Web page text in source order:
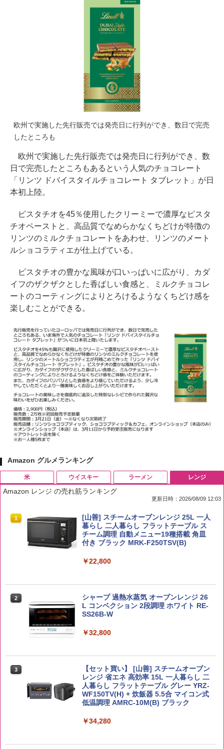
欧州で実施した先行販売では発売日に行列ができ、数日で完売
したところも
欧州で実施した先行販売では発売日に行列ができ、数
日で完売したところもあるという人気のチョコレート
「リンツ ドバイスタイルチョコレート タブレット」が日
本初上陸。
ピスタチオを45％使用したクリーミーで濃厚なピスタ
チオペーストと、高品質でなめらかなくちどけが特徴の
リンツのミルクチョコレートをあわせ、リンツのメート
ルショコラティエが仕上げている。
ピスタチオの豊かな風味が口いっぱいに広がり、カダ
イフのザクザクとした香ばしい食感と、ミルクチョコレ
ートのコーティングによりとろけるようなくちどけ感を
楽しむことができる。
Amazon グルメランキング
米
1 by Amazon 国産ブレンド米 精米 5kg
￥2,650
らめき 5kg 令和7年産
￥5,809
by Amazon あきたこまちブレンド 無洗
米 5kg
￥3,396
ウイスキー
1
ブラックニッカ ニッカ Nikka ウィスキ
ー4000ml ブラックニッカクリア ウヰス
キー 【日本 アサヒ ウィスキー】 大容量
お得 4リットル
￥4,327
2
角瓶 2700ml サントリー ウイスキー ハ
イボール 大容量
3
角ハイボール 350ml×24本 サントリー ウ
イスキー ハイボール 缶
￥4,927
サヒ [ ウイスキー 日本 700ml ]【中元 ギ
ラーメン
1
チキンラーメン どんぶり 85g×12個 日清
食品 インスタント カップ麺
￥1,939
麺 小腹 インスタント アウトドアにも ロ
ーリングストック 大人買い おやつカン
パニー
￥1,288
3
カップヌードル カップヌードルPRO シ
ーフードヌードル 高たんぱく&低糖質 さ
らに塩分控えめ 78g×12個
￥2,698
レンジ
Amazon レンジ の売れ筋ランキング
更新日時：2026/08/09 12:03
1
[山善] スチームオーブンレンジ 25L 一人
暮らし 二人暮らし フラットテーブル ス
チーム調理 自動メニュー19種搭載 角皿
付き ブラック MRK-F250TSV(B)
￥22,800
2
シャープ 過熱水蒸気 オーブンレンジ 26
L コンベクション 2段調理 ホワイト RE-
SS26B-W
￥32,800
3
【セット買い】 [山善] スチームオーブン
レンジ 省エネ 高効率 15L 一人暮らし 二
人暮らし フラットテーブル グレー YRZ-
WF150TV(H) + 炊飯器 5.5合 マイコン式
低温調理 AMRC-10M(B) ブラック
￥34,280